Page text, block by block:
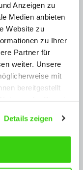
Anzeigen zu
Medien anbieten
Website zu
zu Ihrer
Partner für
weiter. Unsere
mit
bereitgestellt
Details zeigen